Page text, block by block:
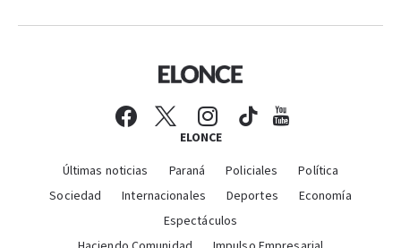
ELONCE
Últimas noticias Paraná Policiales
Política
Sociedad
Internacionales Deportes
Economía
Espectáculos